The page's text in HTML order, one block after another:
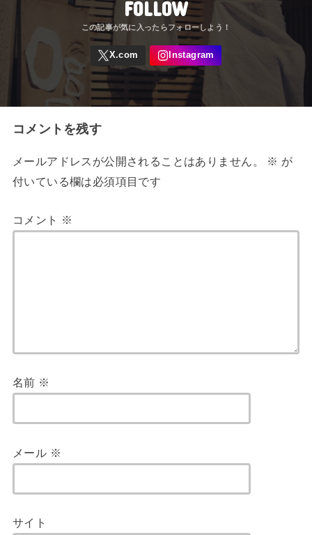
FOLLOW
コメントを残す
メールアドレスが公開されることはありません。 ※ が
付いている欄は必須項目です
コメント ※
名前 ※
メール ※
サイト